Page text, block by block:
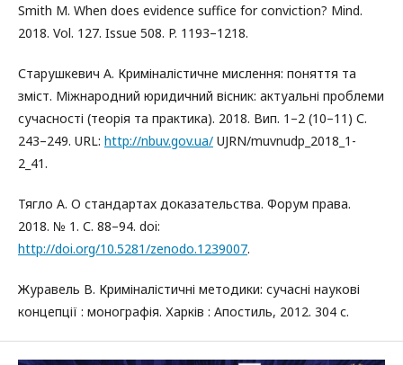
Smith M. When does evidence suffice for conviction? Mind.
2018. Vol. 127. Issue 508. P. 1193–1218.
Старушкевич А. Криміналістичне мислення: поняття та
зміст. Міжнародний юридичний вісник: актуальні проблеми
сучасності (теорія та практика). 2018. Вип. 1–2 (10–11) С.
243–249. URL: http://nbuv.gov.ua/ UJRN/muvnudp_2018_1-
2_41.
Тягло А. О стандартах доказательства. Форум права.
2018. № 1. С. 88–94. doi:
http://doi.org/10.5281/zenodo.1239007.
Журавель В. Криміналістичні методики: сучасні наукові
концепції : монографія. Харків : Апостиль, 2012. 304 с.